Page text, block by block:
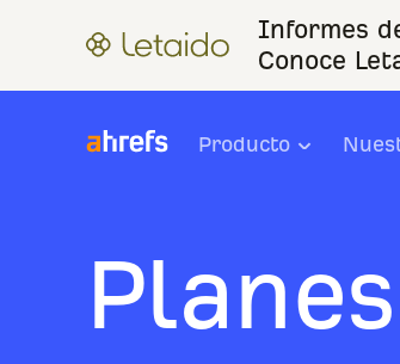
Informes
Conoce
Producto